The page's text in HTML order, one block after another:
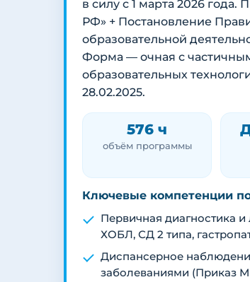
в силу с 1 марта 2026
РФ» + Постановление
образовательной
Форма — очная с
образовательных
28.02.2025.
576 ч
объём программы
Ключевые компетенции
Первичная диагностика
ХОБЛ, СД 2 типа,
Диспансерное
заболеваниями (Приказ